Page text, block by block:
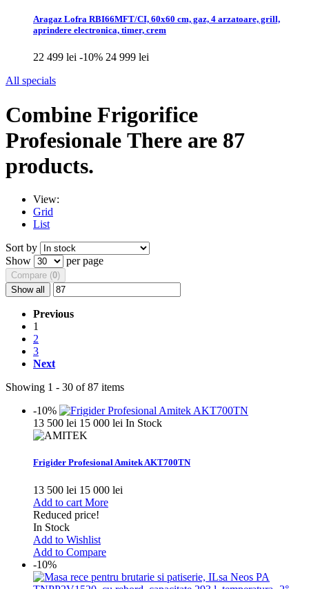
Aragaz Lofra RBI66MFT/CI, 60x60 cm, gaz, 4 arzatoare, grill,
aprindere electronica, timer, crem
22 499 lei -10% 24 999 lei
All specials
Combine Frigorifice
Profesionale There are 87
products.
View:
Grid
List
Sort by
Show
per page
Compare (0)
Show all
Previous
1
2
3
Next
Showing 1 - 30 of 87 items
-10%
13 500 lei 15 000 lei In Stock
Frigider Profesional Amitek AKT700TN
13 500 lei 15 000 lei
Add to cart More
Reduced price!
In Stock
Add to Wishlist
Add to Compare
-10%